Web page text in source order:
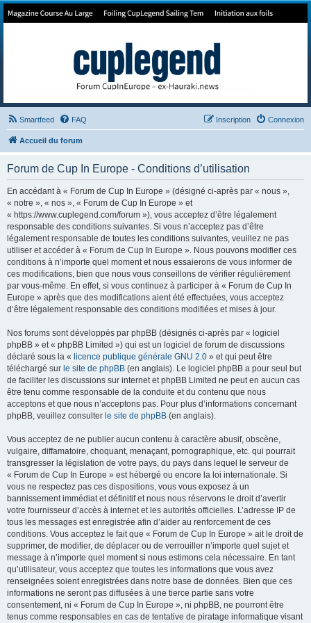
Forum de Cup In Europe
Smartfeed FAQ Connexion
Inscription
Accueil du forum
Forum de Cup In Europe - Conditions d’utilisation
En accédant à « Forum de Cup In Europe » (désigné ci-après par « nous »,
« notre », « nos », « Forum de Cup In Europe » et
« https://www.cuplegend.com/forum »), vous acceptez d’être légalement
responsable des conditions suivantes. Si vous n’acceptez pas d’être
légalement responsable de toutes les conditions suivantes, veuillez ne pas
utiliser et accéder à « Forum de Cup In Europe ». Nous pouvons modifier ces
conditions à n’importe quel moment et nous essaierons de vous informer de
ces modifications, bien que nous vous conseillons de vérifier régulièrement
par vous-même. En effet, si vous continuez à participer à « Forum de Cup In
Europe » après que des modifications aient été effectuées, vous acceptez
d’être légalement responsable des conditions modifiées et mises à jour.
Nos forums sont développés par phpBB (désignés ci-après par « logiciel
phpBB » et « phpBB Limited ») qui est un logiciel de forum de discussions
déclaré sous la « licence publique générale GNU 2.0 » et qui peut être
téléchargé sur le site de phpBB (en anglais). Le logiciel phpBB a pour seul but
de faciliter les discussions sur internet et phpBB Limited ne peut en aucun cas
être tenu comme responsable de la conduite et du contenu que nous
acceptons et que nous n’acceptons pas. Pour plus d’informations concernant
phpBB, veuillez consulter le site de phpBB (en anglais).
Vous acceptez de ne publier aucun contenu à caractère abusif, obscène,
vulgaire, diffamatoire, choquant, menaçant, pornographique, etc. qui pourrait
transgresser la législation de votre pays, du pays dans lequel le serveur de
« Forum de Cup In Europe » est hébergé ou encore la loi internationale. Si
vous ne respectez pas ces dispositions, vous vous exposez à un
bannissement immédiat et définitif et nous nous réservons le droit d’avertir
votre fournisseur d’accès à internet et les autorités officielles. L’adresse IP de
tous les messages est enregistrée afin d’aider au renforcement de ces
conditions. Vous acceptez le fait que « Forum de Cup In Europe » ait le droit de
supprimer, de modifier, de déplacer ou de verrouiller n’importe quel sujet et
message à n’importe quel moment si nous estimons cela nécessaire. En tant
qu’utilisateur, vous acceptez que toutes les informations que vous avez
renseignées soient enregistrées dans notre base de données. Bien que ces
informations ne seront pas diffusées à une tierce partie sans votre
consentement, ni « Forum de Cup In Europe », ni phpBB, ne pourront être
tenus comme responsables en cas de tentative de piratage informatique visant